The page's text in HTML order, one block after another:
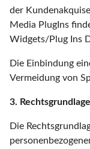
der
Media PlugIns
Widgets/Plug Ins
Die Einbindung
Vermeidung von
3.
Die